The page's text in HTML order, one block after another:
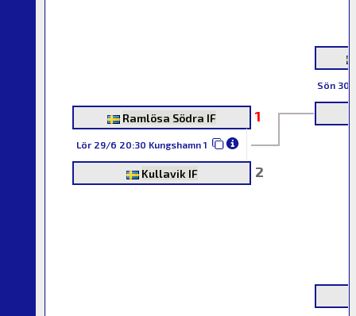
Ramlösa Södra IF 1
Lör 29/6 20:30 Kungshamn 1
Kullavik IF 2
Sön 30/